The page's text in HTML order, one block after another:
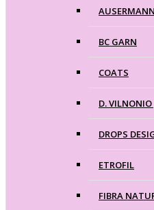
BC GARN
COATS
D.
DROPS
ETROFIL
FIBRA